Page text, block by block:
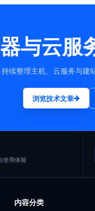
与云服
续整理主机、云服务与建
浏览技术文章
使用体验
内容分类